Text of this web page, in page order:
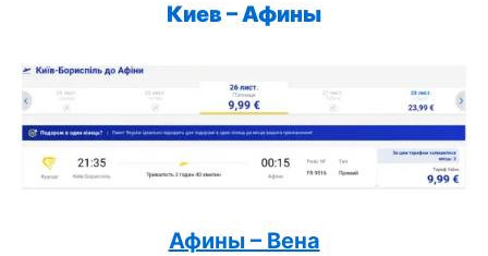
Киев – Афины
Афины – Вена